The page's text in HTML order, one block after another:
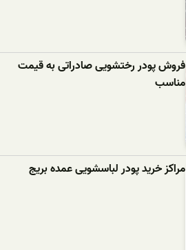
فروش پودر رختشویی صادراتی به قیمت
مناسب
مراکز خرید پودر لباسشویی عمده بریج